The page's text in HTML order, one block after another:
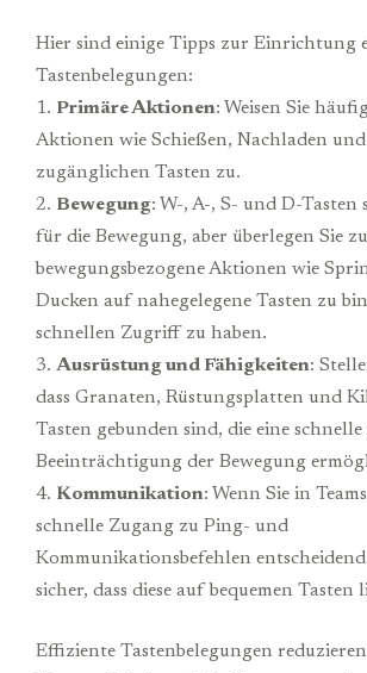
Hier sind einige Tipps zur Einrichtung
Tastenbelegungen:
1. Primäre Aktionen: Weisen Sie
Aktionen wie Schießen, Nachladen
zugänglichen Tasten zu.
2. Bewegung: W-, A-, S- und D-Tasten
für die Bewegung, aber überlegen Sie
bewegungsbezogene Aktionen wie
Ducken auf nahegelegene Tasten zu
schnellen Zugriff zu haben.
3. Ausrüstung und Fähigkeiten:
dass Granaten, Rüstungsplatten und
Tasten gebunden sind, die eine
Beeinträchtigung der Bewegung
4. Kommunikation: Wenn Sie in
schnelle Zugang zu Ping- und
Kommunikationsbefehlen
sicher, dass diese auf bequemen Tasten
Effiziente Tastenbelegungen